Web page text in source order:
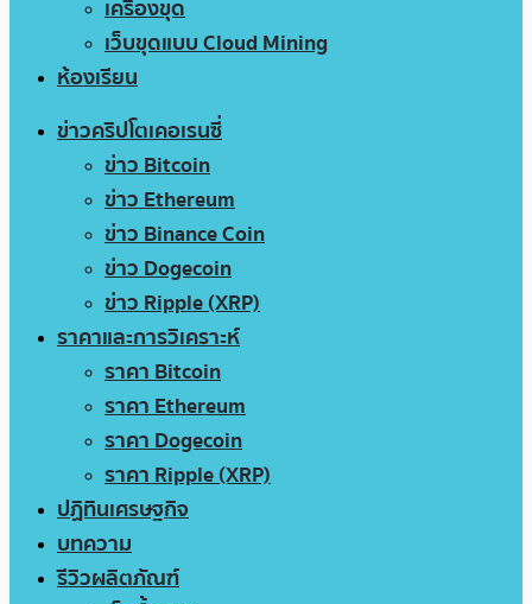
เครื่องขุด
เว็บขุดแบบ Cloud Mining
ห้องเรียน
ข่าวคริปโตเคอเรนซี่
ข่าว Bitcoin
ข่าว Ethereum
ข่าว Binance Coin
ข่าว Dogecoin
ข่าว Ripple (XRP)
ราคาและการวิเคราะห์
ราคา Bitcoin
ราคา Ethereum
ราคา Dogecoin
ราคา Ripple (XRP)
ปฏิทินเศรษฐกิจ
บทความ
รีวิวผลิตภัณฑ์